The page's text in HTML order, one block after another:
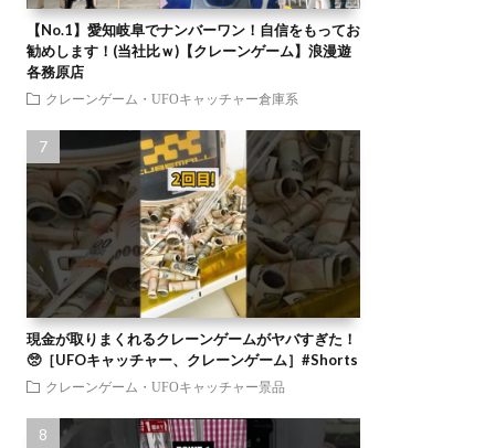
【No.1】愛知岐阜でナンバーワン！自信をもってお
勧めします！(当社比ｗ)【クレーンゲーム】浪漫遊
各務原店
クレーンゲーム・UFOキャッチャー倉庫系
現金が取りまくれるクレーンゲームがヤバすぎた！
🥺［UFOキャッチャー、クレーンゲーム］#Shorts
クレーンゲーム・UFOキャッチャー景品